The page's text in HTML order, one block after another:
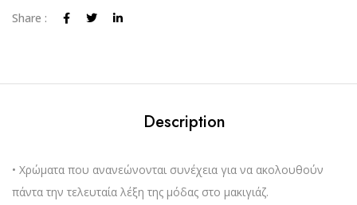
Share :
Description
• Χρώματα που ανανεώνονται συνέχεια για να ακολουθούν
πάντα την τελευταία λέξη της μόδας στο μακιγιάζ.